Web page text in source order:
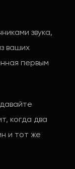
звука,
ваших
первым
когда два
и тот же